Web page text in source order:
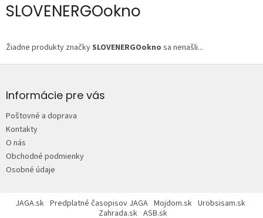
SLOVENERGOokno
Žiadne produkty značkySLOVENERGOokno sa nenašli...
p
e
Informácie pre vás
Poštovné a doprava
Kontakty
O nás
Obchodné podmienky
Osobné údaje
JAGA.sk Predplatné časopisov JAGA Mojdom.sk Urobsisam.sk
Zahrada.sk ASB.sk